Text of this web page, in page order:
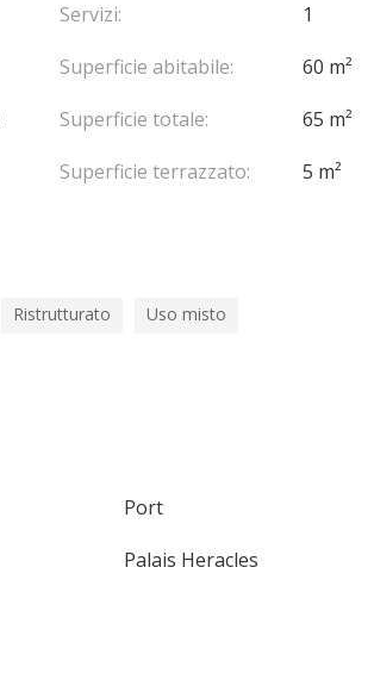
Servizi:
1
Superficie abitabile:
60 m²
Superficie totale:
65 m²
Superficie terrazzato:
5 m²
Ristrutturato Uso misto
Port
Palais Heracles